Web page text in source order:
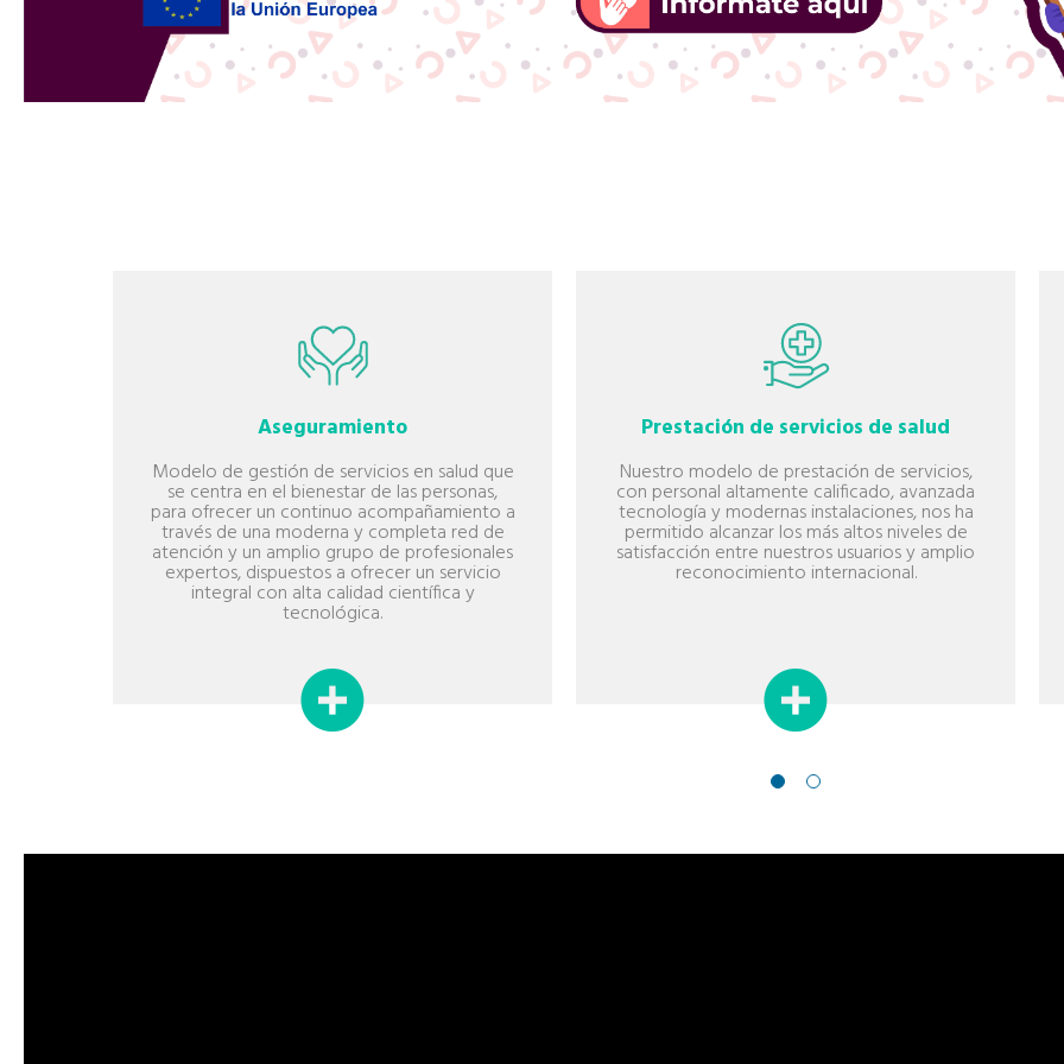
Aseguramiento
Modelo de gestión de servicios en salud que
se centra en el bienestar de las personas,
para ofrecer un continuo acompañamiento a
través de una moderna y completa red de
atención y un amplio grupo de profesionales
expertos, dispuestos a ofrecer un servicio
integral con alta calidad científica y
tecnológica.
Prestación de servicios de salud
Nuestro modelo de prestación de servicios,
con personal altamente calificado, avanzada
tecnología y modernas instalaciones, nos ha
permitido alcanzar los más altos niveles de
satisfacción entre nuestros usuarios y amplio
reconocimiento internacional.